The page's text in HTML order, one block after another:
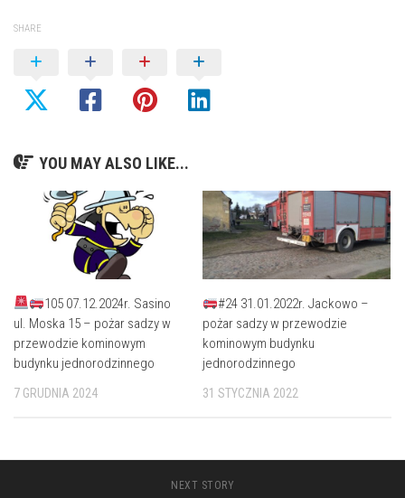
SHARE
YOU MAY ALSO LIKE...
105 07.12.2024r. Sasino
ul. Moska 15 – pożar sadzy w
przewodzie kominowym
budynku jednorodzinnego
7 GRUDNIA 2024
#24 31.01.2022r. Jackowo –
pożar sadzy w przewodzie
kominowym budynku
jednorodzinnego
31 STYCZNIA 2022
NEXT STORY